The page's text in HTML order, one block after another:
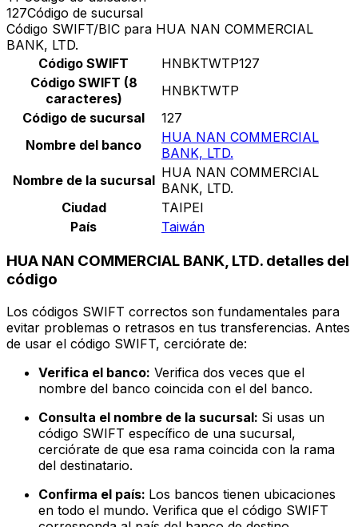
127Código de sucursal
Código SWIFT/BIC para HUA NAN COMMERCIAL
BANK, LTD.
Código SWIFT
HNBKTWTP127
Código SWIFT (8
caracteres)
HNBKTWTP
Código de sucursal
127
Nombre del banco
HUA NAN COMMERCIAL
BANK, LTD.
Nombre de la sucursal HUA NAN COMMERCIAL
BANK, LTD.
Ciudad
TAIPEI
País
Taiwán
HUA NAN COMMERCIAL BANK, LTD. detalles del
código
Los códigos SWIFT correctos son fundamentales para
evitar problemas o retrasos en tus transferencias. Antes
de usar el código SWIFT, cerciórate de:
Verifica el banco: Verifica dos veces que el
nombre del banco coincida con el del banco.
Consulta el nombre de la sucursal: Si usas un
código SWIFT específico de una sucursal,
cerciórate de que esa rama coincida con la rama
del destinatario.
Confirma el país: Los bancos tienen ubicaciones
en todo el mundo. Verifica que el código SWIFT